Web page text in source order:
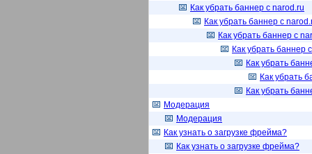
Как убрать баннер с narod.ru
Как убрать баннер с
Как убрать баннер с
Как убрать баннер
Как убрать
Как убрать
Как убрать
Модерация
Модерация
Как узнать о загрузке фрейма?
Как узнать о загрузке фрейма?